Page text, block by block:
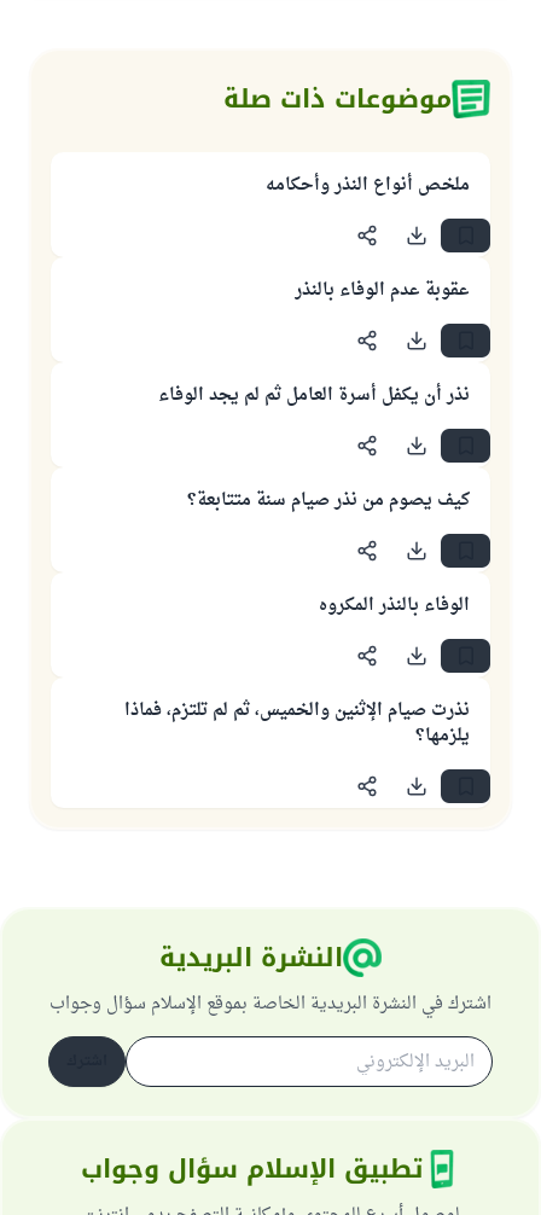
موضوعات ذات صلة
ملخص أنواع النذر وأحكامه
عقوبة عدم الوفاء بالنذر
نذر أن يكفل أسرة العامل ثم لم يجد الوفاء
كيف يصوم من نذر صيام سنة متتابعة؟
الوفاء بالنذر المكروه
نذرت صيام الإثنين والخميس، ثم لم تلتزم، فماذا
يلزمها؟
النشرة البريدية
اشترك في النشرة البريدية الخاصة بموقع الإسلام سؤال وجواب
تطبيق الإسلام سؤال وجواب